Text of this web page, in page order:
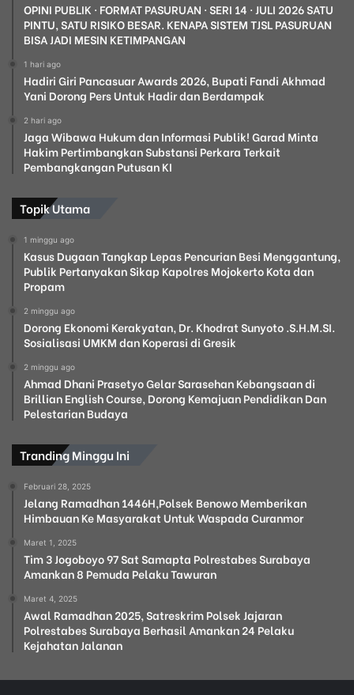
OPINI PUBLIK · FORMAT PASURUAN · SERI 14 · JULI 2026 SATU
PINTU, SATU RISIKO BESAR. KENAPA SISTEM TJSL PASURUAN
BISA JADI MESIN KETIMPANGAN
1 hari ago
Hadiri Giri Pancasuar Awards 2026, Bupati Fandi Akhmad
Yani Dorong Pers Untuk Hadir dan Berdampak
2 hari ago
Jaga Wibawa Hukum dan Informasi Publik! Garad Minta
Hakim Pertimbangkan Substansi Perkara Terkait
Pembangkangan Putusan KI
Topik Utama
1 minggu ago
Kasus Dugaan Tangkap Lepas Pencurian Besi Menggantung,
Publik Pertanyakan Sikap Kapolres Mojokerto Kota dan
Propam
2 minggu ago
Dorong Ekonomi Kerakyatan, Dr. Khodrat Sunyoto .S.H.M.SI.
Sosialisasi UMKM dan Koperasi di Gresik
2 minggu ago
Ahmad Dhani Prasetyo Gelar Sarasehan Kebangsaan di
Brillian English Course, Dorong Kemajuan Pendidikan Dan
Pelestarian Budaya
Tranding Minggu Ini
Februari 28, 2025
Jelang Ramadhan 1446H,Polsek Benowo Memberikan
Himbauan Ke Masyarakat Untuk Waspada Curanmor
Maret 1, 2025
Tim 3 Jogoboyo 97 Sat Samapta Polrestabes Surabaya
Amankan 8 Pemuda Pelaku Tawuran
Maret 4, 2025
Awal Ramadhan 2025, Satreskrim Polsek Jajaran
Polrestabes Surabaya Berhasil Amankan 24 Pelaku
Kejahatan Jalanan